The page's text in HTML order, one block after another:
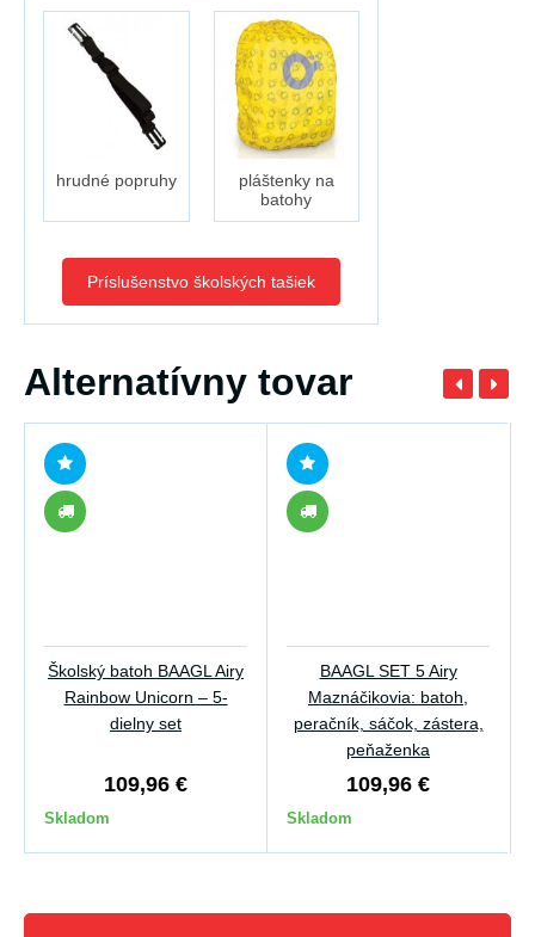
hrudné popruhy
pláštenky na
batohy
Príslušenstvo školských tašiek
Alternatívny tovar
Školský batoh BAAGL Airy
Rainbow Unicorn – 5-
dielny set
109,96 €
Skladom
BAAGL SET 5 Airy
Maznáčikovia: batoh,
peračník, sáčok, zástera,
peňaženka
109,96 €
Skladom